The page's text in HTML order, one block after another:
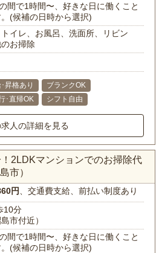
間で1時間〜、好きな日に働くこと
(候補の日時から選択)
イレ、お風呂、洗面所、リビン
お掃除
昇格あり
ブランクOK
･直帰OK シフト自由
求人の詳細を見る
2LDKマンションでのお掃除代
市）
円 、交通費支給、前払い制度あり
10分
市付近）
間で1時間〜、好きな日に働くこと
(候補の日時から選択)